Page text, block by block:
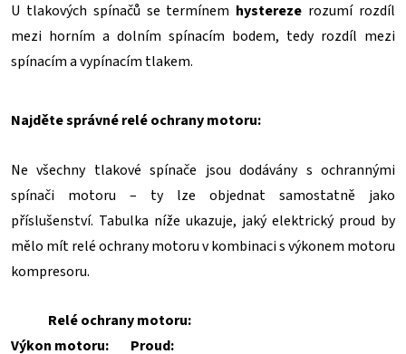
U tlakových spínačů se termínem hystereze rozumí rozdíl
mezi horním a dolním spínacím bodem, tedy rozdíl mezi
spínacím a vypínacím tlakem.
Najděte správné relé ochrany motoru:
Ne všechny tlakové spínače jsou dodávány s ochrannými
spínači motoru – ty lze objednat samostatně jako
příslušenství. Tabulka níže ukazuje, jaký elektrický proud by
mělo mít relé ochrany motoru v kombinaci s výkonem motoru
kompresoru.
Relé ochrany motoru:
Výkon motoru:
Proud: